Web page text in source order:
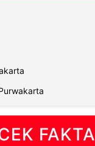
FAKTA